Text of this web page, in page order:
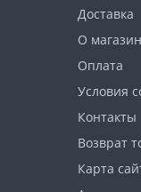
Доставка
О
Оплата
Условия
Контакты
Возврат
Карта